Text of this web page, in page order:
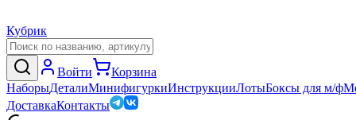
Кубрик
Войти
Корзина
НаборыДеталиМинифигуркиИнструкцииЛотыБоксы для м/ф
ДоставкаКонтакты